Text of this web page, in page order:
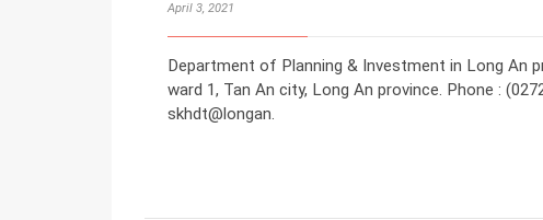
April 3, 2021
Department of Planning & Investment in Long An
ward 1, Tan An city, Long An province. Phone :
skhdt@longan.